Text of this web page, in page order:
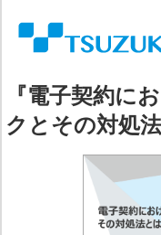
『電子契約に
クとその対処